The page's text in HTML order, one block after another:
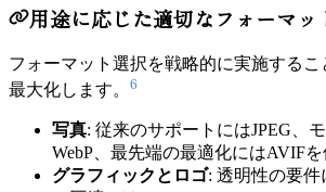
用途に応じた適切なフォーマッ
フォーマット選択を戦略的に実施する
最大化します。 6
写真: 従来のサポートにはJPEG、
WebP、最先端の最適化にはAVIFを
グラフィックとロゴ: 透明性の要件